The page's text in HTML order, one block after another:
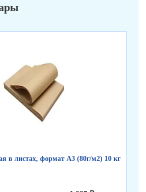
в листах, формат А3 (80г/м2) 10 кг